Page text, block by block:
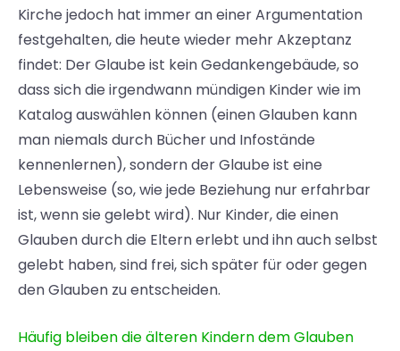
Kirche jedoch hat immer an einer Argumentation
festgehalten, die heute wieder mehr Akzeptanz
findet: Der Glaube ist kein Gedankengebäude, so
dass sich die irgendwann mündigen Kinder wie im
Katalog auswählen können (einen Glauben kann
man niemals durch Bücher und Infostände
kennenlernen), sondern der Glaube ist eine
Lebensweise (so, wie jede Beziehung nur erfahrbar
ist, wenn sie gelebt wird). Nur Kinder, die einen
Glauben durch die Eltern erlebt und ihn auch selbst
gelebt haben, sind frei, sich später für oder gegen
den Glauben zu entscheiden.
Häufig bleiben die älteren Kindern dem Glauben